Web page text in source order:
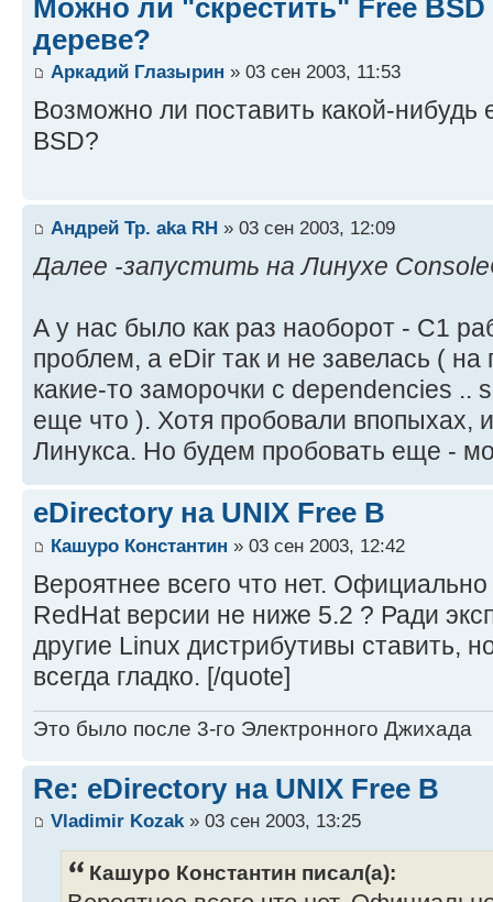
Можно ли "скрестить" Free
дереве?
Аркадий Глазырин » 03 сен 2003, 11:53
Возможно ли поставить какой-
BSD?
Андрей Тр. aka RH » 03 сен 2003, 12:09
Далее -запустить на Линухе
А у нас было как раз наоборот - С1
проблем, а eDir так и не завелась (
какие-то заморочки с dependencies ..
еще что ). Хотя пробовали впопыхах,
Линукса. Но будем пробовать еще -
eDirectory на UNIX Free B
Кашуро Константин » 03 сен 2003, 12:42
Вероятнее всего что нет.
RedHat версии не ниже 5.2 ? Ради
другие Linux дистрибутивы ставить,
всегда гладко. [/quote]
Это было после 3-го Электронного Джихада
Re: eDirectory на UNIX Free B
Vladimir Kozak» 03 сен 2003, 13:25
Кашуро Константин писал(а):